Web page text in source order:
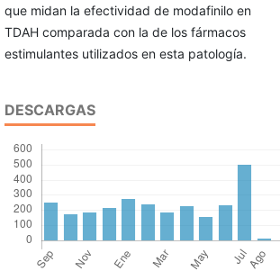
que midan la efectividad de modafinilo en
TDAH comparada con la de los fármacos
estimulantes utilizados en esta patología.
DESCARGAS